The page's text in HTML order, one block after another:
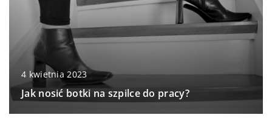
4 kwietnia 2023
Jak nosić botki na szpilce do pracy?